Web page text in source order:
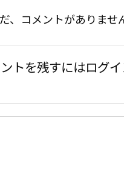
、コメントがありませ
トを残すにはログイ